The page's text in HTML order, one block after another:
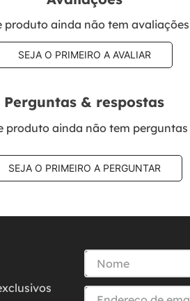
produto ainda não tem avaliações
SEJA O PRIMEIRO A AVALIAR
Perguntas & respostas
produto ainda não tem perguntas
SEJA O PRIMEIRO A PERGUNTAR